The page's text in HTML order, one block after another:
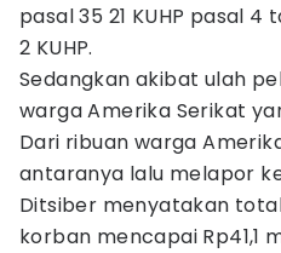
pasal 35 21 KUHP pasal 4
2 KUHP.
Sedangkan akibat ulah
warga Amerika Serikat
Dari ribuan warga
antaranya lalu melapor
Ditsiber menyatakan
korban mencapai Rp41,1